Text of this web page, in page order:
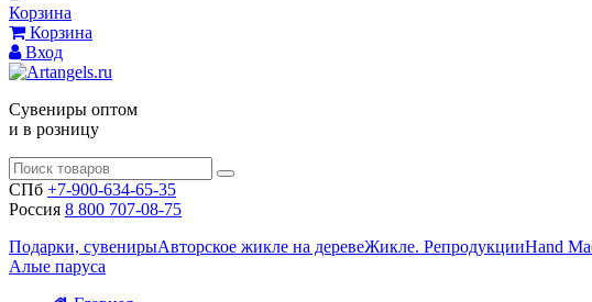
Корзина
Корзина
Вход
Сувениры оптом
и в розницу
СПб +7-900-634-65-35
Россия 8 800 707-08-75
Подарки, сувенирыАвторское жикле на деревеЖикле. РепродукцииHand
Алые паруса